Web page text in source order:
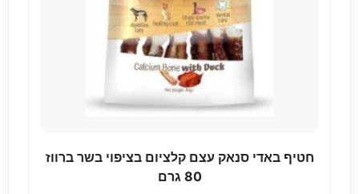
חטיף באדי סנאק עצם קלציום בציפוי בשר ברווז
80 גרם